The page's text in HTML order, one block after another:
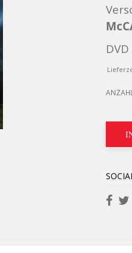
DVD